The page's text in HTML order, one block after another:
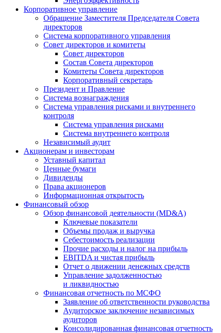
Корпоративное управление
Обращение Заместителя Председателя Совета
директоров
Система корпоративного управления
Совет директоров и комитеты
Совет директоров
Состав Совета директоров
Комитеты Совета директоров
Корпоративный секретарь
Президент и Правление
Система вознаграждения
Система управления рисками и внутреннего
контроля
Система управления рисками
Система внутреннего контроля
Независимый аудит
Акционерам и инвесторам
Уставный капитал
Ценные бумаги
Дивиденды
Права акционеров
Информационная открытость
Финансовый обзор
Обзор финансовой деятельности (MD&A)
Ключевые показатели
Объемы продаж и выручка
Себестоимость реализации
Прочие расходы и налог на прибыль
EBITDA и чистая прибыль
Отчет о движении денежных средств
Управление задолженностью
и ликвидностью
Финансовая отчетность по МСФО
Заявление об ответственности руководства
Аудиторское заключение независимых
аудиторов
Консолидированная финансовая отчетность